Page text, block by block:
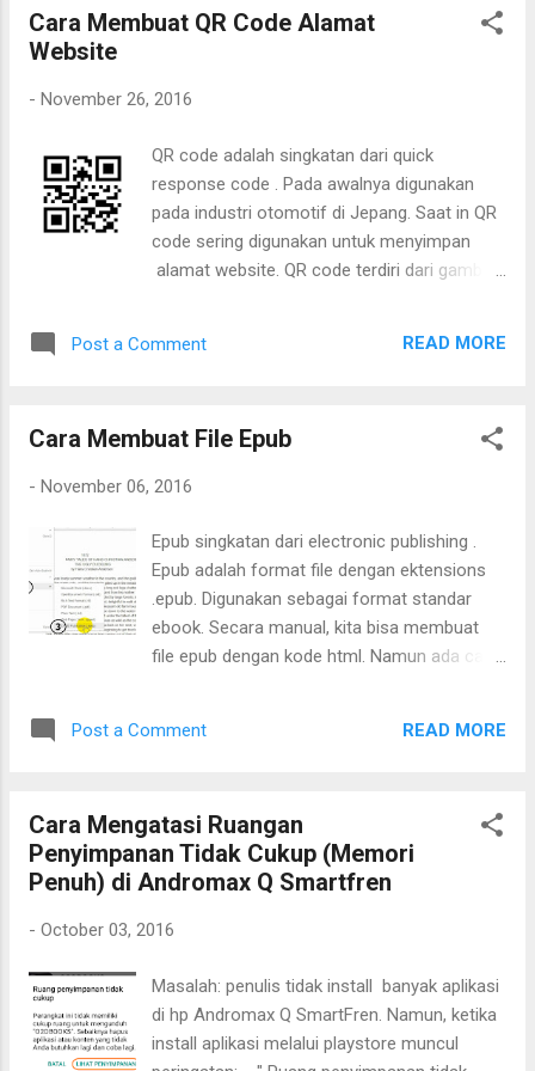
Cara Membuat QR Code Alamat
Website
- November 26, 2016
QR code adalah singkatan dari quick
response code . Pada awalnya digunakan
pada industri otomotif di Jepang. Saat in QR
code sering digunakan untuk menyimpan
alamat website. QR code terdiri dari gambar
untuk promosi website. QR code bisa
Untuk membuat QR code, kita bisa
layanan ini. Sebagai contoh, ikuti langkah-
Post a Comment READ MORE
Cara Membuat File Epub
- November 06, 2016
Epub singkatan dari electronic publishing .
Epub adalah format file dengan ektensions
.epub. Digunakan sebagai format standar
ebook. Secara manual, kita bisa membuat
file epub dengan kode html. Namun ada cara
sebagai berikut:
Post a Comment READ MORE
Cara Mengatasi Ruangan
Penyimpanan Tidak Cukup (Memori
Penuh) di Andromax Q Smartfren
- October 03, 2016
Masalah: penulis tidak install banyak aplikasi
di hp Andromax Q SmartFren. Namun, ketika
install aplikasi melalui playstore muncul